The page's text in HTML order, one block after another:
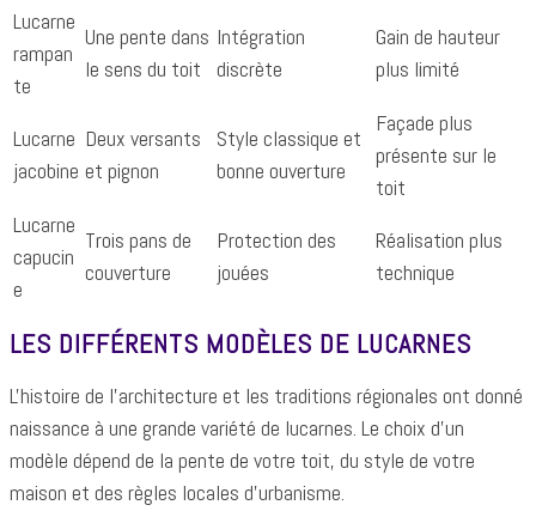
Lucarne
rampan
te
Une pente dans
le sens du toit
Intégration
discrète
Gain de hauteur
plus limité
Lucarne
jacobine
Deux versants
et pignon
Style classique et
bonne ouverture
Façade plus
présente sur le
toit
Lucarne
capucin
e
Trois pans de
couverture
Protection des
jouées
Réalisation plus
technique
LES DIFFÉRENTS MODÈLES DE LUCARNES
L'histoire de l'architecture et les traditions régionales ont donné
naissance à une grande variété de lucarnes. Le choix d'un
modèle dépend de la pente de votre toit, du style de votre
maison et des règles locales d'urbanisme.